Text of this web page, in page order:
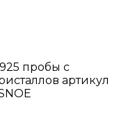
пробы с
артикул